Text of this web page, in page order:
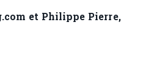
et Philippe Pierre,